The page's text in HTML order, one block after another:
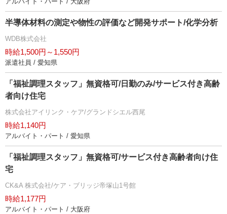
半導体材料の測定や物性の評価など開発サポート/化学分析
WDB株式会社
時給1,500円～1,550円
派遣社員 / 愛知県
「福祉調理スタッフ」無資格可/日勤のみ/サービス付き高齢
者向け住宅
株式会社アイリンク・ケア/グランドシエル西尾
時給1,140円
アルバイト・パート / 愛知県
「福祉調理スタッフ」無資格可/サービス付き高齢者向け住
宅
CK&A 株式会社/ケア・ブリッジ帝塚山1号館
時給1,177円
アルバイト・パート / 大阪府